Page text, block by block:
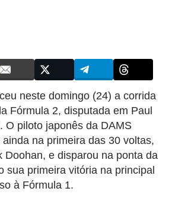
neste domingo (24) a corrida
Fórmula 2, disputada em Paul
O piloto japonês da DAMS
na primeira das 30 voltas,
Doohan, e disparou na ponta da
sua primeira vitória na principal
à Fórmula 1.